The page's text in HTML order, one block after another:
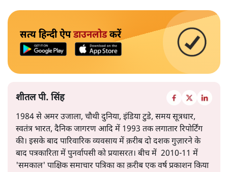
सत्य हिन्दी ऐपडाउनलोडकरें
शीतल पी. सिंह
1984 से अमर उजाला, चौथी दुनिया, इंडिया टुडे, समय सूत्रधार,
स्वतंत्र भारत, दैनिक जागरण आदि में 1993 तक लगातार रिपोर्टिंग
की। इसके बाद पारिवारिक व्यवसाय में क़रीब दो दशक गुज़ारने के
बाद पत्रकारिता में पुनर्वापसी को प्रयासरत। बीच में 2010-11 में
'समकाल' पाक्षिक समाचार पत्रिका का क़रीब एक वर्ष प्रकाशन किया